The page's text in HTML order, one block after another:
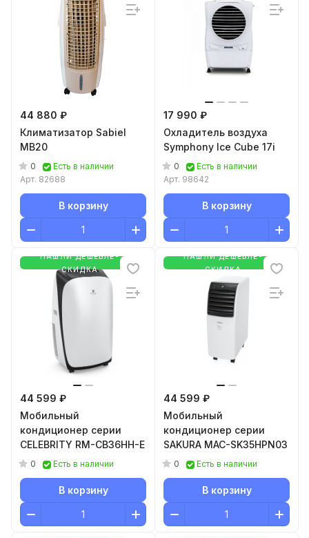
44 880 ₽
Климатизатор Sabiel
MB20
0
Есть в наличии
Арт. 82688
В корзину
17 990 ₽
Охладитель воздуха
Symphony Ice Cube 17i
0
Есть в наличии
Арт. 98642
В корзину
НАШЛИ ДЕШЕВЛЕ-
СКИДКА
44 599 ₽
Мобильный
кондиционер серии
CELEBRITY RM-СB36HH-E
0 Есть в наличии
В корзину
НАШЛИ ДЕШЕВЛЕ-
СКИДКА
44 599 ₽
Мобильный
кондиционер серии
SAKURA MAC-SK35HPN03
0 Есть в наличии
В корзину